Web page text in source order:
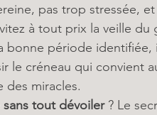
pas trop stressée,
à tout prix la veille du
bonne période
le créneau qui convient
des miracles.
sans tout dévoiler ? Le